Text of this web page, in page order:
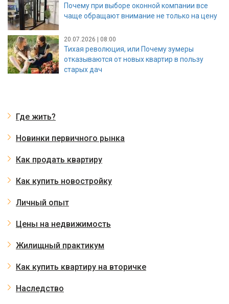
Почему при выборе оконной компании все
чаще обращают внимание не только на цену
20.07.2026 | 08:00
Тихая революция, или Почему зумеры
отказываются от новых квартир в пользу
старых дач
Где жить?
Новинки первичного рынка
Как продать квартиру
Как купить новостройку
Личный опыт
Цены на недвижимость
Жилищный практикум
Как купить квартиру на вторичке
Наследство